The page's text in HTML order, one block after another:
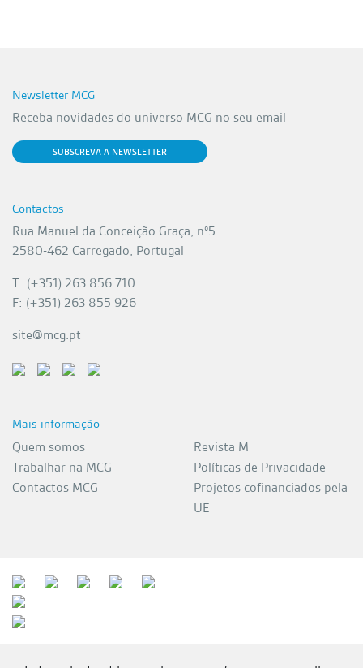
Newsletter MCG
Receba novidades do universo MCG no seu email
SUBSCREVA A NEWSLETTER
Contactos
Rua Manuel da Conceição Graça, nº5
2580-462 Carregado, Portugal
T: (+351) 263 856 710
F: (+351) 263 855 926
site@mcg.pt
Mais informação
Quem somos
Trabalhar na MCG
Contactos MCG
Revista M
Políticas de Privacidade
Projetos cofinanciados pela
UE